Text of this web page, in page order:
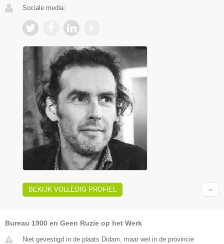
Sociale media:
BEKIJK VOLLEDIG PROFIEL
Bureau 1900 en Geen Ruzie op het Werk
Niet gevestigd in de plaats Didam, maar wel in de provincie